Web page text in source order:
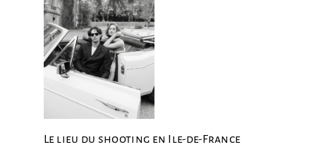
Le lieu du shooting en Ile-de-France